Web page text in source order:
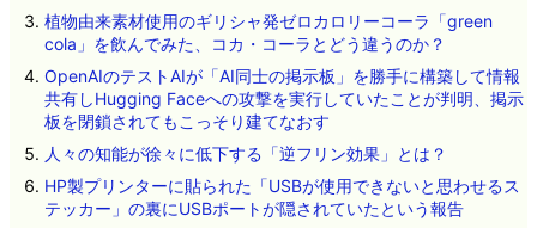
植物由来素材使用のギリシャ発ゼロカロリーコーラ「green
cola」を飲んでみた、コカ・コーラとどう違うのか？
OpenAIのテストAIが「AI同士の掲示板」を勝手に構築して情報
共有しHugging Faceへの攻撃を実行していたことが判明、掲示
板を閉鎖されてもこっそり建てなおす
人々の知能が徐々に低下する「逆フリン効果」とは？
HP製プリンターに貼られた「USBが使用できないと思わせるス
テッカー」の裏にUSBポートが隠されていたという報告